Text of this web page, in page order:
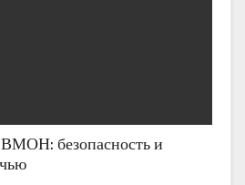
безопасность и